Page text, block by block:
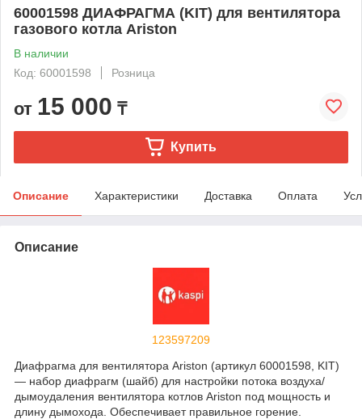
60001598 ДИАФРАГМА (KIT) для вентилятора
газового котла Ariston
В наличии
Код: 60001598
Розница
от 15 000 ₸
Купить
Описание Характеристики Доставка Оплата
Описание
123597209
Диафрагма для вентилятора Ariston (артикул 60001598, KIT)
— набор диафрагм (шайб) для настройки потока воздуха/
дымоудаления вентилятора котлов Ariston под мощность и
длину дымохода. Обеспечивает правильное горение.